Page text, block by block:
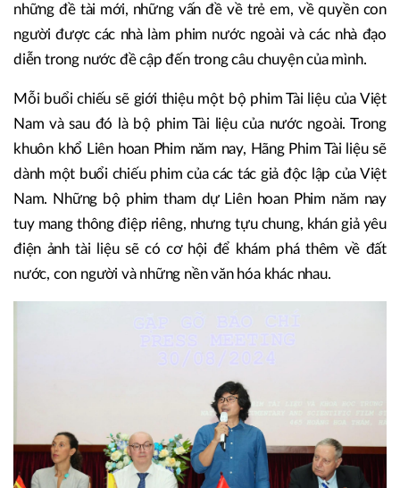
những đề tài mới, những vấn đề về trẻ em, về quyền con
người được các nhà làm phim nước ngoài và các nhà đạo
diễn trong nước đề cập đến trong câu chuyện của mình.
Mỗi buổi chiếu sẽ giới thiệu một bộ phim Tài liệu của Việt
Nam và sau đó là bộ phim Tài liệu của nước ngoài. Trong
khuôn khổ Liên hoan Phim năm nay, Hãng Phim Tài liệu sẽ
dành một buổi chiếu phim của các tác giả độc lập của Việt
Nam. Những bộ phim tham dự Liên hoan Phim năm nay
tuy mang thông điệp riêng, nhưng tựu chung, khán giả yêu
điện ảnh tài liệu sẽ có cơ hội để khám phá thêm về đất
nước, con người và những nền văn hóa khác nhau.